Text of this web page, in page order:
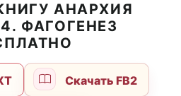
АНАРХИЯ
ФАГОГЕНЕЗ
Скачать FB2